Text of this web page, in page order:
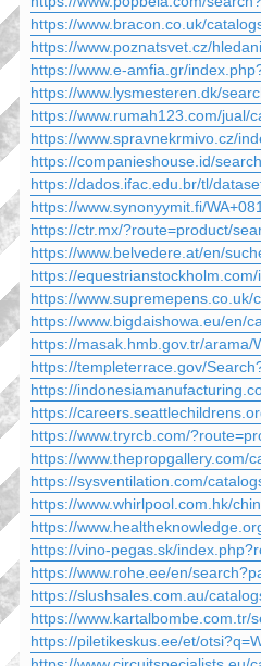
https://www.bracon.co.uk/
https://www.poznatsvet.cz/
https://www.e-amfia.gr/
https://www.lysmesteren.dk/
https://www.rumah123.com/jual/
https://www.spravnekrmivo.cz/
https://companieshouse.id/
https://dados.ifac.edu.br/tl/
https://www.synonyymit.fi/
https://ctr.mx/?route=product/
https://www.belvedere.at/en/
https://
https://www.supremepens.co.uk/
https://www.bigdaishowa.eu/en/
https://masak.hmb.gov.tr/arama/
https://templeterrace.gov/
https://
https://
https://www.tryrcb.com/
https://www.thepropgallery.com/
https://sysventilation.com/
https://www.whirlpool.com.hk/
https://
https://vino-pegas.sk/
https://www.rohe.ee/en/
https://slushsales.com.au/
https://www.kartalbombe.com.tr/
https://piletikeskus.ee/et/